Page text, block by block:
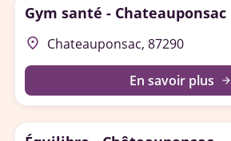
Gym santé - Chateauponsac
place Chateauponsac, 87290
En savoir plus arrow_forward